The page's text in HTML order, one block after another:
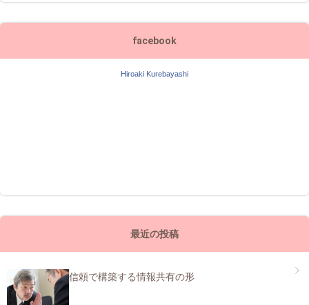
facebook
Hiroaki Kurebayashi
最近の投稿
信頼で構築する情報共有の形